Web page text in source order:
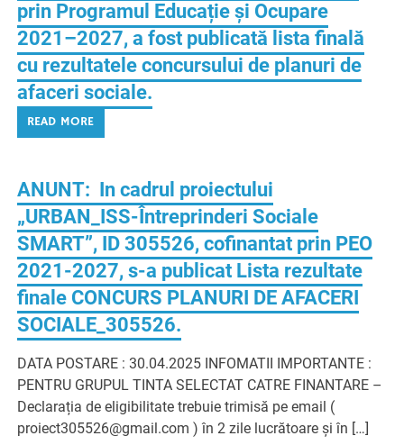
prin Programul Educație și Ocupare
2021–2027, a fost publicată lista finală
cu rezultatele concursului de planuri de
afaceri sociale.
READ MORE
ANUNT: In cadrul proiectului
„URBAN_ISS-Întreprinderi Sociale
SMART”, ID 305526, cofinantat prin PEO
2021-2027, s-a publicat Lista rezultate
finale CONCURS PLANURI DE AFACERI
SOCIALE_305526.
DATA POSTARE : 30.04.2025 INFOMATII IMPORTANTE :
PENTRU GRUPUL TINTA SELECTAT CATRE FINANTARE –
Declarația de eligibilitate trebuie trimisă pe email (
proiect305526@gmail.com ) în 2 zile lucrătoare și în […]